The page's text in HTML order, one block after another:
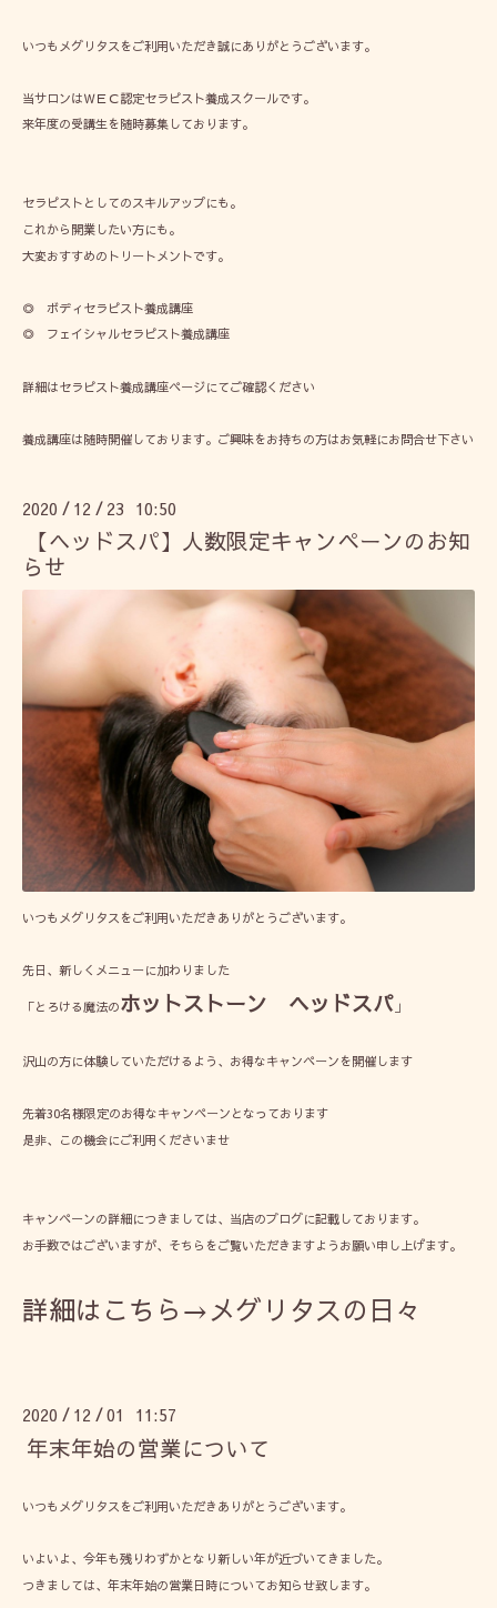
いつもメグリタスをご利用いただき誠にありがとうございます。
当サロンはＷＥＣ認定セラピスト養成スクールです。
来年度の受講生を随時募集しております。
セラピストとしてのスキルアップにも。
これから開業したい方にも。
大変おすすめのトリートメントです。
◎ ボディセラピスト養成講座
◎ フェイシャルセラピスト養成講座
詳細はセラピスト養成講座ページにてご確認ください
養成講座は随時開催しております。ご興味をお持ちの方はお気軽にお問合せ下さい
2020 / 12 / 23 10:50
【ヘッドスパ】人数限定キャンペーンのお知
らせ
いつもメグリタスをご利用いただきありがとうございます。
先日、新しくメニューに加わりました
「とろける魔法のホットストーン ヘッドスパ 」
沢山の方に体験していただけるよう、お得なキャンペーンを開催します
先着30名様限定のお得なキャンペーンとなっております
是非、この機会にご利用くださいませ
キャンペーンの詳細につきましては、当店のブログに記載しております。
お手数ではございますが、そちらをご覧いただきますようお願い申し上げます。
詳細はこちら→メグリタスの日々
2020 / 12 /01 11:57
年末年始の営業について
いつもメグリタスをご利用いただきありがとうございます。
いよいよ、今年も残りわずかとなり新しい年が近づいてきました。
つきましては、年末年始の営業日時についてお知らせ致します。